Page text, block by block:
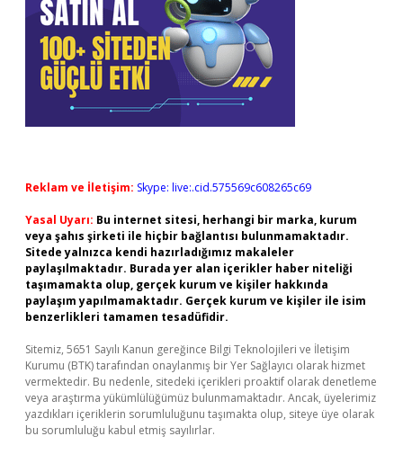
Reklam ve İletişim: Skype: live:.cid.575569c608265c69
Yasal Uyarı: Bu internet sitesi, herhangi bir marka, kurum
veya şahıs şirketi ile hiçbir bağlantısı bulunmamaktadır.
Sitede yalnızca kendi hazırladığımız makaleler
paylaşılmaktadır. Burada yer alan içerikler haber niteliği
taşımamakta olup, gerçek kurum ve kişiler hakkında
paylaşım yapılmamaktadır. Gerçek kurum ve kişiler ile isim
benzerlikleri tamamen tesadüfidir.
Sitemiz, 5651 Sayılı Kanun gereğince Bilgi Teknolojileri ve İletişim
Kurumu (BTK) tarafından onaylanmış bir Yer Sağlayıcı olarak hizmet
vermektedir. Bu nedenle, sitedeki içerikleri proaktif olarak denetleme
veya araştırma yükümlülüğümüz bulunmamaktadır. Ancak, üyelerimiz
yazdıkları içeriklerin sorumluluğunu taşımakta olup, siteye üye olarak
bu sorumluluğu kabul etmiş sayılırlar.